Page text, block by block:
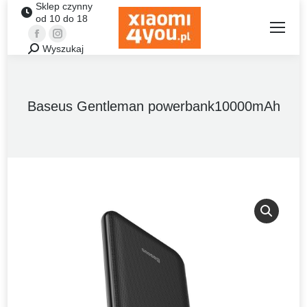
Sklep czynny
od 10 do 18
FacebookInstagram
Szukaj:Wyszukaj
Baseus Gentleman powerbank10000mAh